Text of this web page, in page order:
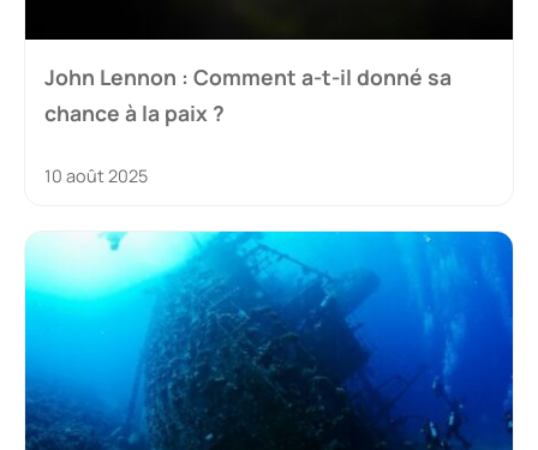
John Lennon : Comment a-t-il donné sa
chance à la paix ?
10 août 2025